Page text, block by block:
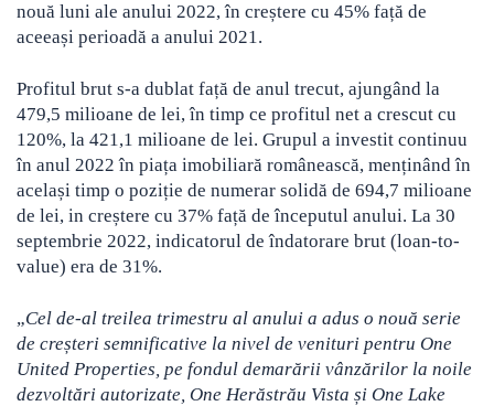
nouă luni ale anului 2022, în creștere cu 45% față de
aceeași perioadă a anului 2021.
Profitul brut s-a dublat față de anul trecut, ajungând la
479,5 milioane de lei, în timp ce profitul net a crescut cu
120%, la 421,1 milioane de lei. Grupul a investit continuu
în anul 2022 în piața imobiliară românească, menținând în
același timp o poziție de numerar solidă de 694,7 milioane
de lei, in creștere cu 37% față de începutul anului. La 30
septembrie 2022, indicatorul de îndatorare brut (loan-to-
value) era de 31%.
„Cel de-al treilea trimestru al anului a adus o nouă serie
de creșteri semnificative la nivel de venituri pentru One
United Properties, pe fondul demarării vânzărilor la noile
dezvoltări autorizate, One Herăstrău Vista și One Lake